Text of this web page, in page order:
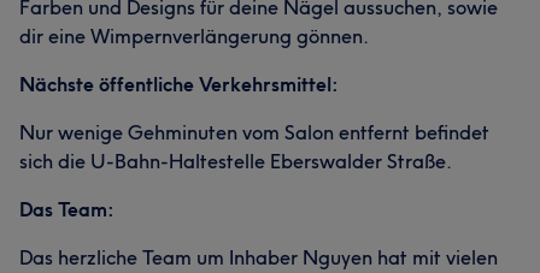
Farben und Designs für deine Nägel aussuchen, sowie
dir eine Wimpernverlängerung gönnen.
Nächste öffentliche Verkehrsmittel:
Nur wenige Gehminuten vom Salon entfernt befindet
sich die U-Bahn-Haltestelle Eberswalder Straße.
Das Team:
Das herzliche Team um Inhaber Nguyen hat mit vielen